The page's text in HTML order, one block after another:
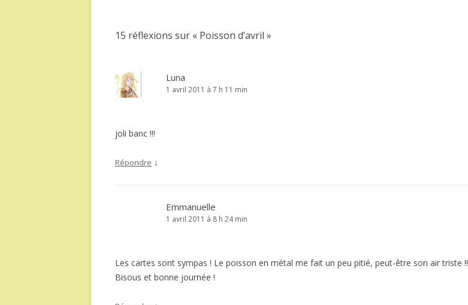
15 réflexions sur « Poisson d’avril »
Luna
1 avril 2011 à 7 h 11 min
joli banc !!!
Répondre ↓
Emmanuelle
1 avril 2011 à 8 h 24 min
Les cartes sont sympas ! Le poisson en métal me fait un peu pitié, peut-être son air triste !!
Bisous et bonne journée !